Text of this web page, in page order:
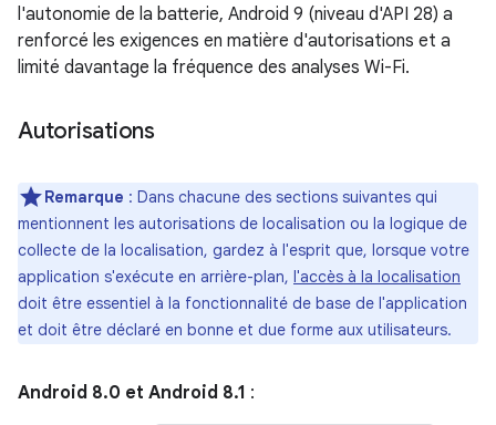
l'autonomie de la batterie, Android 9 (niveau d'API 28) a
renforcé les exigences en matière d'autorisations et a
limité davantage la fréquence des analyses Wi-Fi.
Autorisations
Remarque : Dans chacune des sections suivantes qui
mentionnent les autorisations de localisation ou la logique de
collecte de la localisation, gardez à l'esprit que, lorsque votre
application s'exécute en arrière-plan, l'accès à la localisation
doit être essentiel à la fonctionnalité de base de l'application
et doit être déclaré en bonne et due forme aux utilisateurs.
Android 8.0 et Android 8.1 :